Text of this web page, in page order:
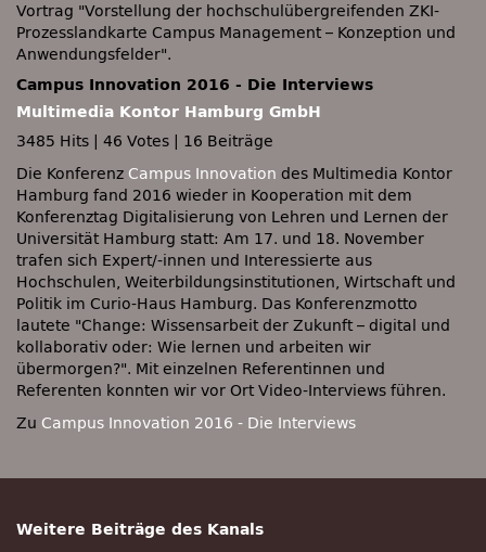
Vortrag
Vorstellung der hochschulübergreifenden ZKI-
Prozesslandkarte Campus Management – Konzeption und
Anwendungsfelder .
Campus Innovation 2016 - Die Interviews
Multimedia Kontor Hamburg GmbH
3485 Hits
46 Votes
16 Beiträge
Die Konferenz Campus Innovation des Multimedia Kontor
Hamburg fand 2016 wieder in Kooperation mit dem
Konferenztag Digitalisierung von Lehren und Lernen der
Universität Hamburg statt: Am 17. und 18. November
trafen sich Expert/-innen und Interessierte aus
Hochschulen, Weiterbildungsinstitutionen, Wirtschaft und
Politik im Curio-Haus Hamburg. Das Konferenzmotto
lautete
Change: Wissensarbeit der Zukunft – digital und
kollaborativ oder: Wie lernen und arbeiten wir
übermorgen? . Mit einzelnen Referentinnen und
Referenten konnten wir vor Ort Video-Interviews führen.
Zu Campus Innovation 2016 - Die Interviews
Weitere Beiträge des Kanals